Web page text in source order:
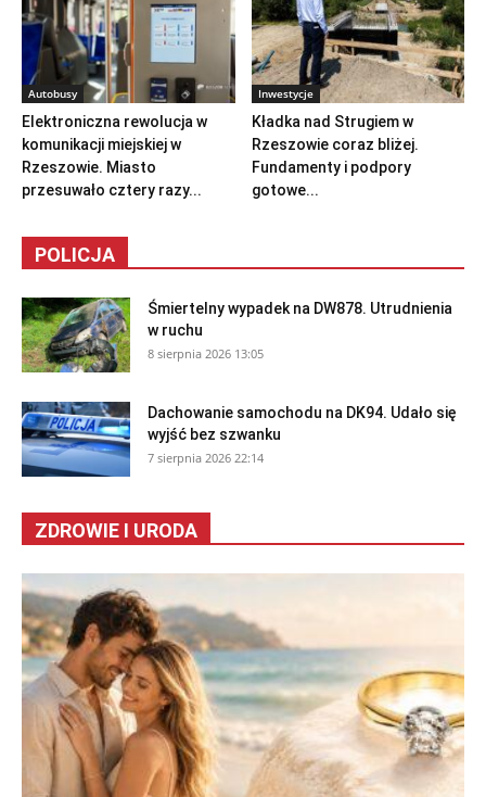
Autobusy
Elektroniczna rewolucja w
komunikacji miejskiej w
Rzeszowie. Miasto
przesuwało cztery razy...
Inwestycje
Kładka nad Strugiem w
Rzeszowie coraz bliżej.
Fundamenty i podpory
gotowe...
POLICJA
Śmiertelny wypadek na DW878. Utrudnienia
w ruchu
8 sierpnia 2026 13:05
Dachowanie samochodu na DK94. Udało się
wyjść bez szwanku
7 sierpnia 2026 22:14
ZDROWIE I URODA